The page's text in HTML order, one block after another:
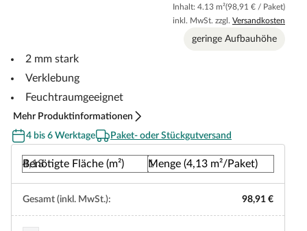
Inhalt: 4.13 m²(98,91 € / Paket)
inkl. MwSt. zzgl. Versandkosten
geringe Aufbauhöhe
2 mm stark
Verklebung
Feuchtraumgeeignet
Mehr Produktinformationen
4 bis 6 Werktage
Paket- oder Stückgutversand
Benötigte Fläche (m²) Menge (4,13 m²/Paket)
Gesamt (inkl. MwSt.): 98,91 €